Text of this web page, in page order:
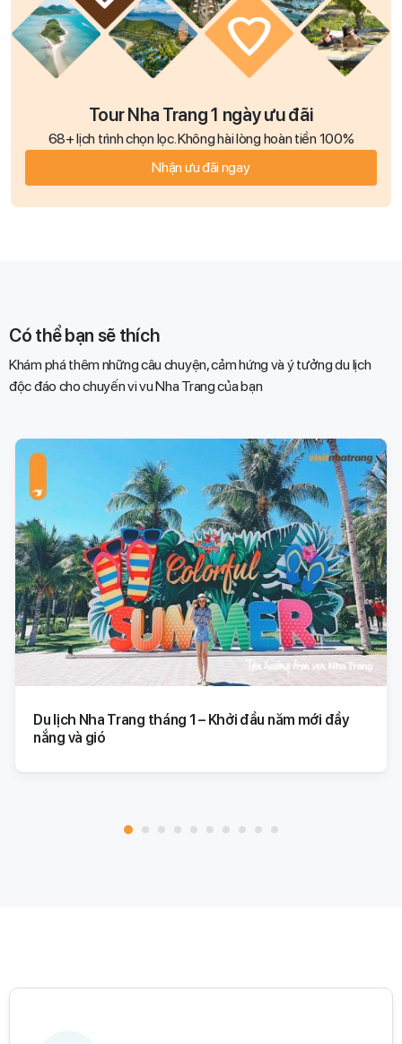
Tour Nha Trang 1 ngày ưu đãi
68+ lịch trình chọn lọc. Không hài lòng hoàn tiền 100%
Nhận ưu đãi ngay
Có thể bạn sẽ thích
Khám phá thêm những câu chuyện, cảm hứng và ý tưởng du lịch
độc đáo cho chuyến vi vu Nha Trang của bạn​
Du lịch Nha Trang tháng 1 – Khởi đầu năm mới đầy
nắng và gió